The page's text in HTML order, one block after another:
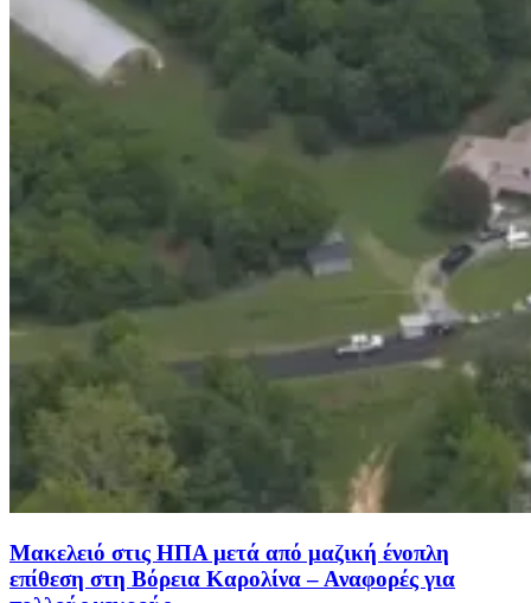
Μακελειό στις ΗΠΑ μετά από μαζική ένοπλη
επίθεση στη Βόρεια Καρολίνα – Αναφορές για